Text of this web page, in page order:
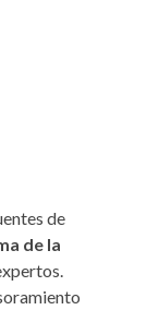
de
de la